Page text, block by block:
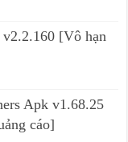
[Vô hạn
Apk v1.68.25
cáo]